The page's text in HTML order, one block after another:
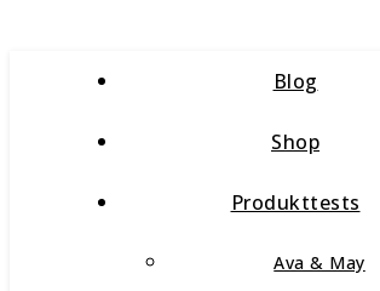
Blog
Shop
Produkttests
Ava & May